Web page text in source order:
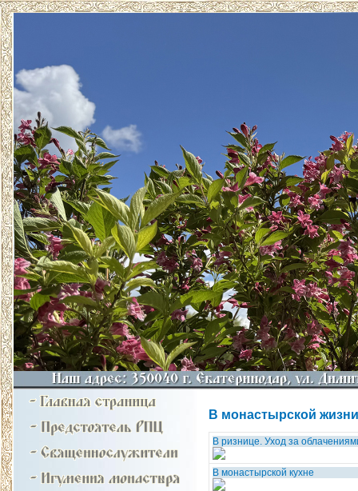
В монастырской
В ризнице. Уход за
В монастырской кухне